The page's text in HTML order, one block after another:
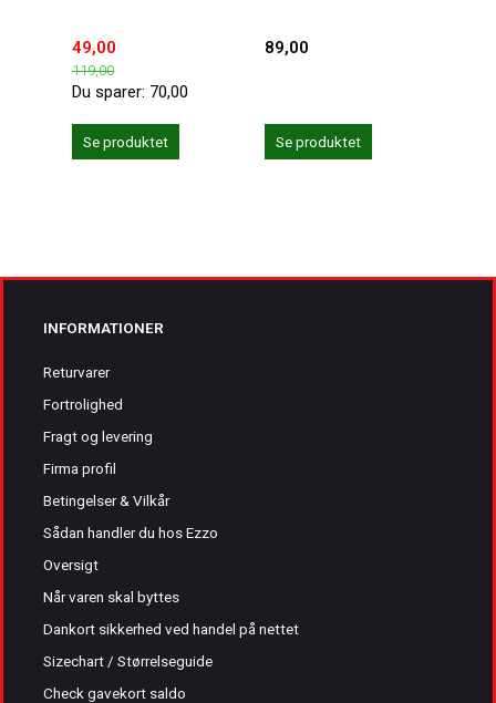
49,00
119,00
Du sparer: 70,00
Se produktet
89,00
Se produktet
INFORMATIONER
Returvarer
Fortrolighed
Fragt og levering
Firma profil
Betingelser & Vilkår
Sådan handler du hos Ezzo
Oversigt
Når varen skal byttes
Dankort sikkerhed ved handel på nettet
Sizechart / Størrelseguide
Check gavekort saldo